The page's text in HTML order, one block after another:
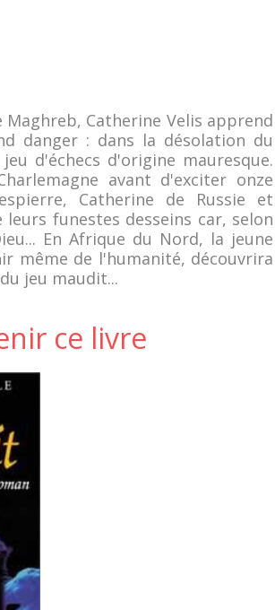
Catherine Velis apprend
danger : dans la désolation du
d'échecs d'origine mauresque.
avant d'exciter onze
Catherine de Russie et
funestes desseins car, selon
En Afrique du Nord, la jeune
même de l'humanité, découvrira
jeu maudit...
ce livre